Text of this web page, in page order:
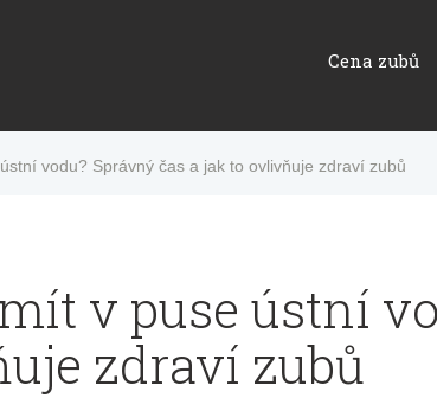
Cena zubů
vodu? Správný čas a jak to ovlivňuje zdraví zubů
v puse ústní
zdraví zubů